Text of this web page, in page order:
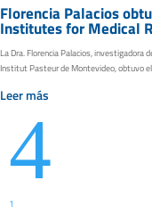
Florencia Palacios
Institutes for Medical
La Dra. Florencia Palacios, investigadora
Institut Pasteur de Montevideo, obtuvo el
Leer más
4
1